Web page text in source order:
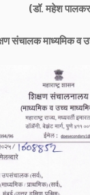
(डॉ. महेश
संचालक माध्यमिक व